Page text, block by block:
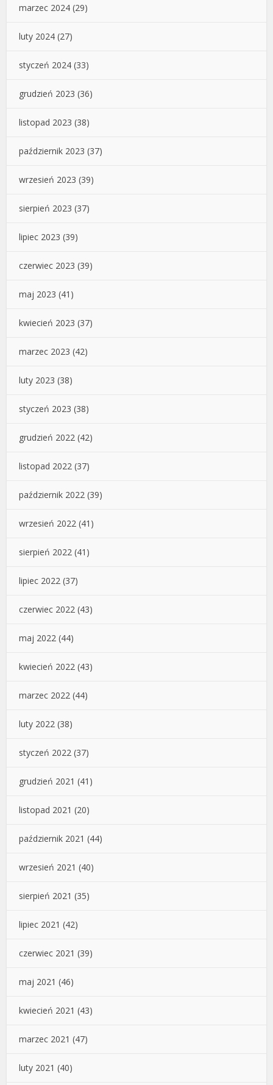
marzec 2024 (29)
luty 2024 (27)
styczeń 2024 (33)
grudzień 2023 (36)
listopad 2023 (38)
październik 2023 (37)
wrzesień 2023 (39)
sierpień 2023 (37)
lipiec 2023 (39)
czerwiec 2023 (39)
maj 2023 (41)
kwiecień 2023 (37)
marzec 2023 (42)
luty 2023 (38)
styczeń 2023 (38)
grudzień 2022 (42)
listopad 2022 (37)
październik 2022 (39)
wrzesień 2022 (41)
sierpień 2022 (41)
lipiec 2022 (37)
czerwiec 2022 (43)
maj 2022 (44)
kwiecień 2022 (43)
marzec 2022 (44)
luty 2022 (38)
styczeń 2022 (37)
grudzień 2021 (41)
listopad 2021 (20)
październik 2021 (44)
wrzesień 2021 (40)
sierpień 2021 (35)
lipiec 2021 (42)
czerwiec 2021 (39)
maj 2021 (46)
kwiecień 2021 (43)
marzec 2021 (47)
luty 2021 (40)